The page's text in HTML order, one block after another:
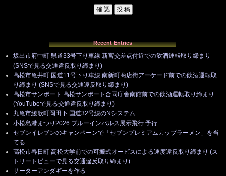
Recent Entries
坂出市府中町 県道33号下り車線 新宮交差点付近での飲酒運転取り締まり
(SNSで見る交通違反取り締まり)
高松市亀井町 国道11号下り車線 南新町商店街アーケード前での飲酒運転取
り締まり (SNSで見る交通違反取り締まり)
高松市サンポート 高松サンポート合同庁舎南館前での飲酒運転取り締まり
(YouTubeで見る交通違反取り締まり)
丸亀市綾歌町岡田下 国道32号線のNシステム
小松島港まつり2026 ブルーインパルス展示飛行 予行
セブンイレブンのキャンペーンで「セブンプレミアムカップラーメン」を当
てる
高松市春日町 高松大学前での可搬式オービスによる速度違反取り締まり (ス
トリートビューで見る交通違反取り締まり)
サーターアンダギーを作る